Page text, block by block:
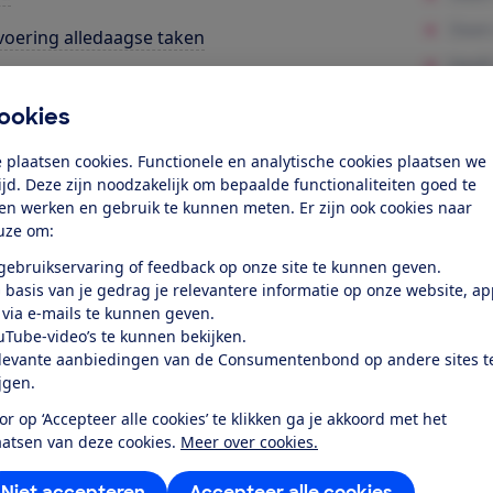
plaatsen cookies. Functionele en analytische cookies plaatsen we
Deze zijn noodzakelijk om bepaalde functionaliteiten goed te
werken en gebruik te kunnen meten. Er zijn ook cookies naar
om:
of feedback op onze site te kunnen geven.
basis van je gedrag je relevantere informatie op onze website,
e-mails te kunnen geven.
video’s te kunnen bekijken.
aanbiedingen van de Consumentenbond op andere sites
op ‘Accepteer alle cookies’ te klikken ga je akkoord met het
van deze cookies. Meer over cookies.
alledaagse taken
Word lid
Al lid? Log in
dit product
door de Consumentenbond